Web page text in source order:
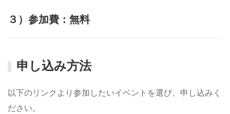
３）参加費：無料
申し込み方法
以下のリンクより参加したいイベントを選び、申し込みく
ださい。